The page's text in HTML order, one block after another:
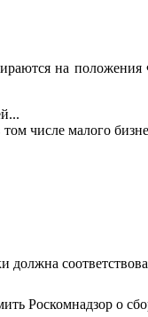
на
числе малого
должна
Роскомнадзор о